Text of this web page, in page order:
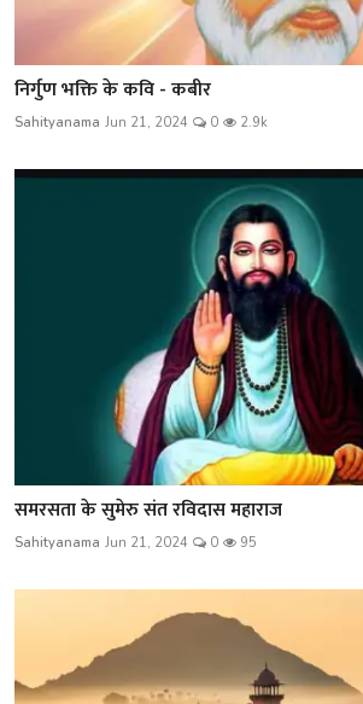
निर्गुण भक्ति के कवि - कबीर
Sahityanama Jun 21, 2024 0 2.9k
समरसता के सुमेरु संत रविदास महाराज
Sahityanama Jun 21, 2024 0 95